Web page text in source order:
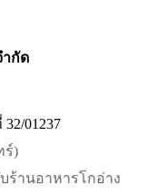
กัด
01237
ร์)​
ร้านอาหารโกอ่าง